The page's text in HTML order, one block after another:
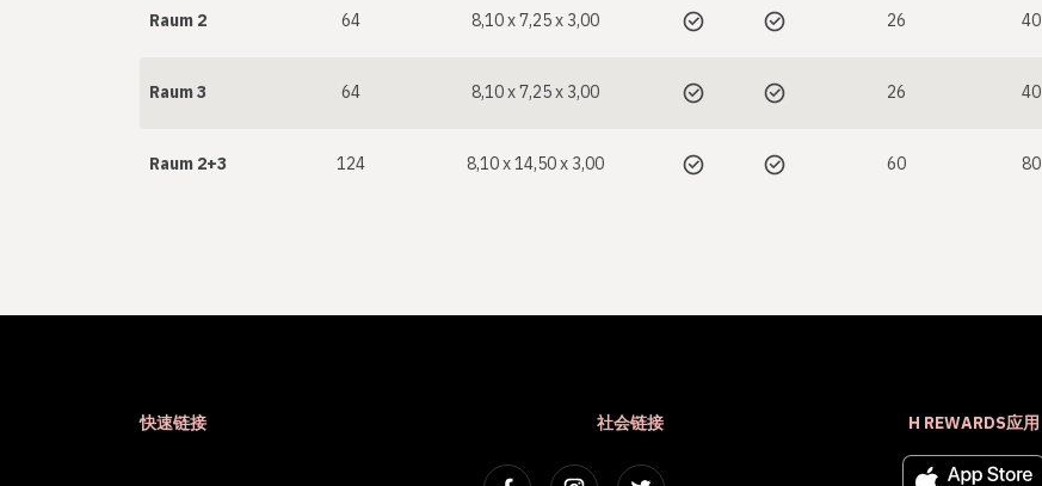
Raum 2 64 8,10 x 7,25 x 3,00 26 40
Raum 3 64 8,10 x 7,25 x 3,00 26 40
Raum 2+3 124 8,10 x 14,50 x 3,00 60 80
快速链接 社会链接 H REWARDS应用